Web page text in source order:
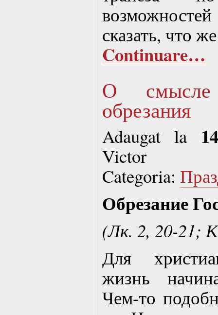
сказать, что
Continuare…
О смысле
обрезания
Adaugat la
Victor
Categoria:
Обрезание
(Лк. 2, 20-21;
Для
жизнь
Чем-то